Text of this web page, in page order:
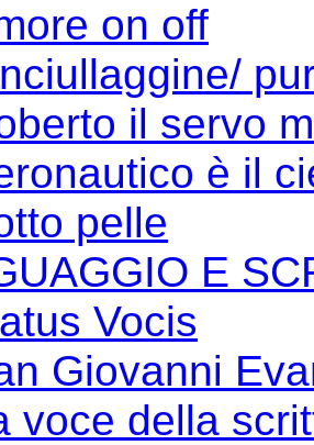
on off
il servo
è il
pelle
E
Vocis
Giovanni
voce della